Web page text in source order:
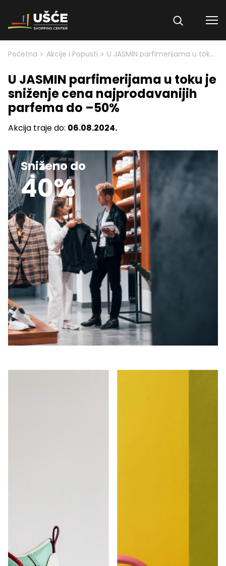
Skip to content
Početna > Akcije i Popusti > U JASMIN parfimerijama u toku je sniženje cena najprodavanijih parfema do –50%
U JASMIN parfimerijama u toku je
sniženje cena najprodavanijih
parfema do –50%
Akcija traje do: 06.08.2024.
Sniženo do
40%